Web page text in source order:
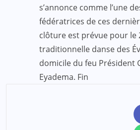
s’annonce comme l’une
fédératrices de ces
clôture est prévue pour le
traditionnelle danse des
domicile du feu Président
Eyadema. Fin